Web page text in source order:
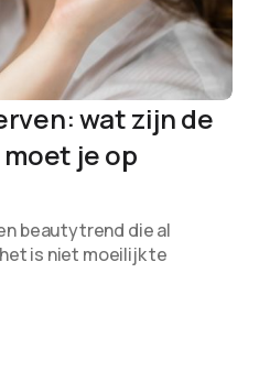
wat zijn de
je op
beautytrend die al
is niet moeilijk te